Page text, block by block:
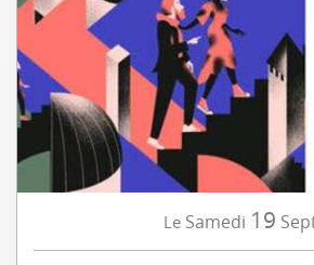
Le Samedi 19